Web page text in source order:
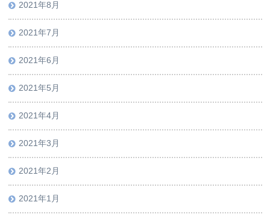
2021年8月
2021年7月
2021年6月
2021年5月
2021年4月
2021年3月
2021年2月
2021年1月